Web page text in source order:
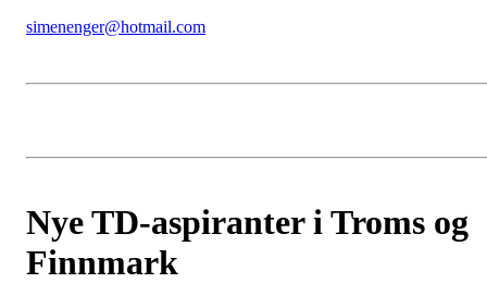
simenenger@hotmail.com
Nye TD-aspiranter i Troms og
Finnmark